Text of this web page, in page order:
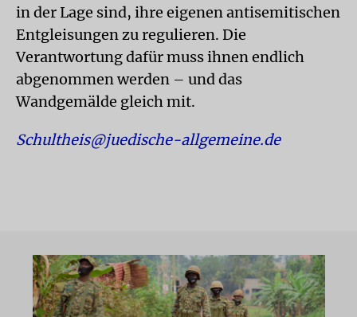
in der Lage sind, ihre eigenen antisemitischen
Entgleisungen zu regulieren. Die
Verantwortung dafür muss ihnen endlich
abgenommen werden – und das
Wandgemälde gleich mit.
Schultheis@juedische-allgemeine.de